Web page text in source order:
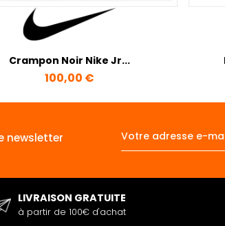
Crampon Noir Nike Jr...
Prix
100,00 €
newsletter
LIVRAISON GRATUITE
à partir de 100€ d'achat